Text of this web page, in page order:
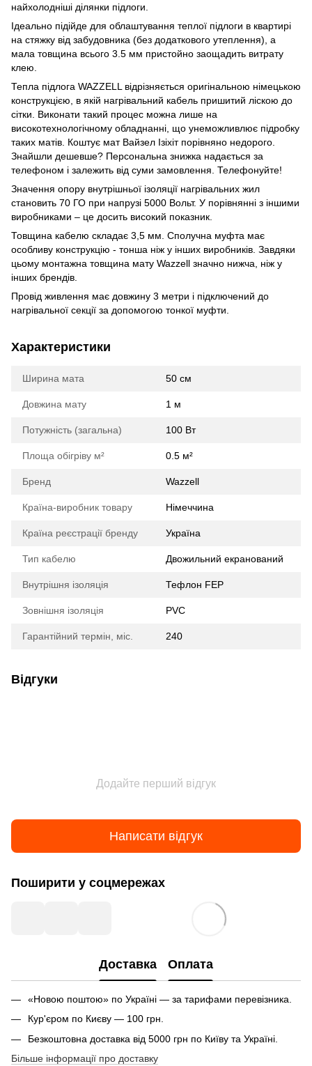
найхолодніші ділянки підлоги.
Ідеально підійде для облаштування теплої підлоги в квартирі
на стяжку від забудовника (без додаткового утеплення), а
мала товщина всього 3.5 мм пристойно заощадить витрату
клею.
Тепла підлога WAZZELL відрізняється оригінальною німецькою
конструкцією, в якій нагрівальний кабель пришитий ліскою до
сітки. Виконати такий процес можна лише на
високотехнологічному обладнанні, що унеможливлює підробку
таких матів. Коштує мат Вайзел Ізіхіт порівняно недорого.
Знайшли дешевше? Персональна знижка надається за
телефоном і залежить від суми замовлення. Телефонуйте!
Значення опору внутрішньої ізоляції нагрівальних жил
становить 70 ГО при напрузі 5000 Вольт. У порівнянні з іншими
виробниками – це досить високий показник.
Товщина кабелю складає 3,5 мм. Сполучна муфта має
особливу конструкцію - тонша ніж у інших виробників. Завдяки
цьому монтажна товщина мату Wazzell значно нижча, ніж у
інших брендів.
Провід живлення має довжину 3 метри і підключений до
нагрівальної секції за допомогою тонкої муфти.
Характеристики
Ширина мата 50 cм
Довжина мату 1 м
Потужність (загальна) 100 Вт
Площа обігріву м² 0.5 м²
Бренд Wazzell
Країна-виробник товару Німеччина
Країна реєстрації бренду Україна
Тип кабелю Двожильний екранований
Внутрішня ізоляція Тефлон FEP
Зовнішня ізоляція PVC
Гарантійний термін, міс. 240
Відгуки
Додайте перший відгук
Написати відгук
Поширити у соцмережах
Доставка Оплата
«Новою поштою» по Україні — за тарифами перевізника.
Кур'єром по Києву — 100 грн.
Безкоштовна доставка від 5000 грн по Київу та Україні.
Більше інформації про доставку